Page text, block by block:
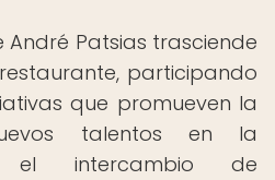
Patsias trasciende
participando
que promueven la
talentos en la
el intercambio de